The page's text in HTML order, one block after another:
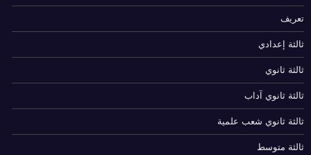
تعريف
ثالثة إعدادي
ثالثة ثانوي
ثالثة ثانوي آداب
ثالثة ثانوي شعب علمية
ثالثة متوسط